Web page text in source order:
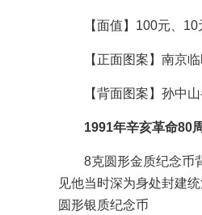
【面值】100元、10
【正面图案】南京
【背面图案】孙中
1991年辛亥革命80
8克圆形金质纪念币
见他当时深为身处封建
圆形银质纪念币